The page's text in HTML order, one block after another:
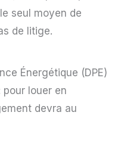
seul moyen de
de litige.
Énergétique (DPE)
louer en
devra au